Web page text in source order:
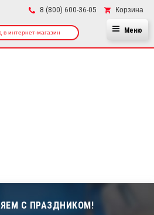
8 (800) 600-36-05 Корзина
в интернет-магазин Меню
С ПРАЗДНИКОМ!
×